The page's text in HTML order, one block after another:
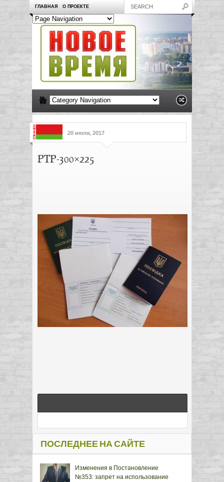
ГЛАВНАЯ О ПРОЕКТЕ
20 июля, 2017
PTP-300×225
ПОСЛЕДНЕЕ НА САЙТЕ
Изменения в Постановление
№353: запрет на использование